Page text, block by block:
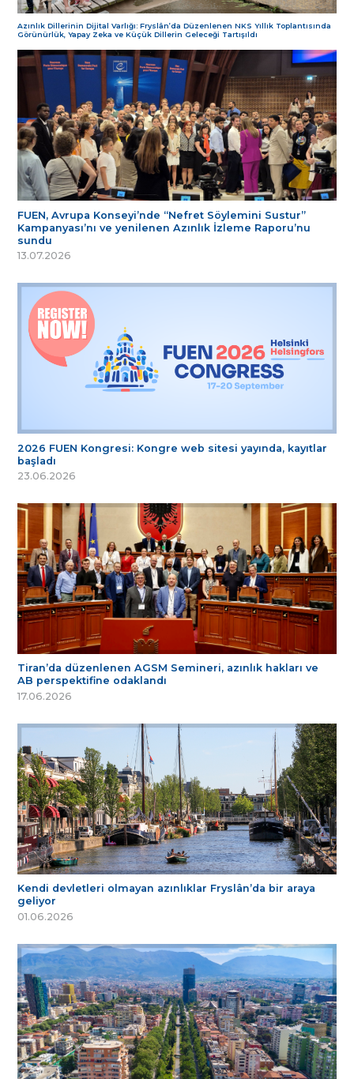
Azınlık Dillerinin Dijital Varlığı: Fryslân’da Düzenlenen NKS Yıllık Toplantısında
Görünürlük, Yapay Zeka ve Küçük Dillerin Geleceği Tartışıldı
FUEN, Avrupa Konseyi’nde “Nefret Söylemini Sustur”
Kampanyası’nı ve yenilenen Azınlık İzleme Raporu’nu
sundu
13.07.2026
2026 FUEN Kongresi: Kongre web sitesi yayında, kayıtlar
başladı
23.06.2026
Tiran’da düzenlenen AGSM Semineri, azınlık hakları ve
AB perspektifine odaklandı
17.06.2026
Kendi devletleri olmayan azınlıklar Fryslân’da bir araya
geliyor
01.06.2026